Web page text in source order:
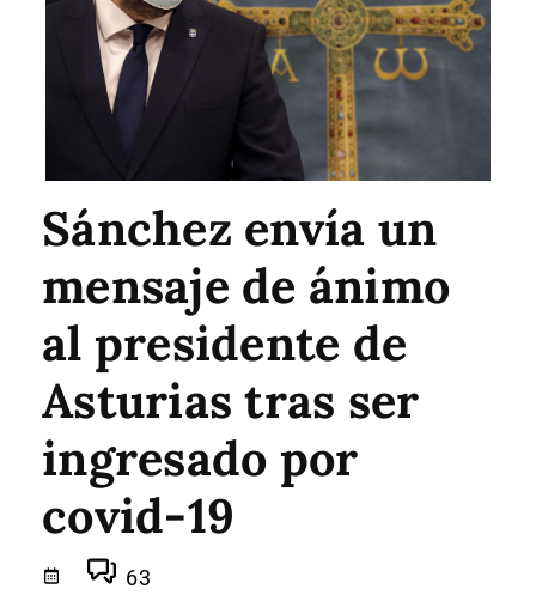
Sánchez envía un
mensaje de ánimo
al presidente de
Asturias tras ser
ingresado por
covid-19
63